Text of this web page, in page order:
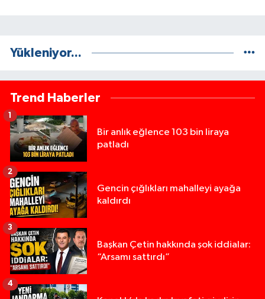
Yükleniyor...
Trend Haberler
Bir anlık eğlence 103 bin liraya
patladı
1
Gencin çığlıkları mahalleyi ayağa
kaldırdı
2
Başkan Çetin hakkında şok iddialar:
“Arsamı sattırdı”
3
4